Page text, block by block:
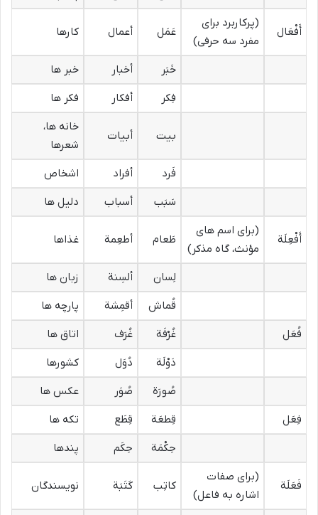
أَفْعَال
(پرکاربرد برای
مفرد سه حرفی)
عَمَل أعمال کارها
خَبَر أخبار
خبر ها
فِکر
أفکار فکر ها
بیت أبیات
خانه ها،
شعرها
فَرد
أفراد
اشخاص
سَبَب
أسباب دلیل ها
أَفْعِلَة
(برای اسم های
مؤنث، گاه مذکر)
طَعام أطعِمة غذاها
لِسان ألسِنة
زبان ها
قُماش
أقمِشة
پارچه ها
فُعَل
غُرْفَة غُرَف
اتاق ها
دَوْلَة
دُوَل
کشورها
صُورَة
صُوَر
عکس ها
فِعَل
قِطعَة قِطَع
تکه ها
حِکْمَة
حِکَم پندها
فَعَلَة
(برای صفات
اشاره به فاعل)
کاتِب کَتَبَة نویسندگان